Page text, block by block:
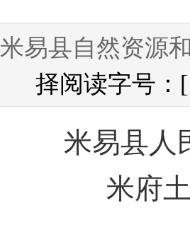
米易县自然资源
择阅读字号
米易县人
米府